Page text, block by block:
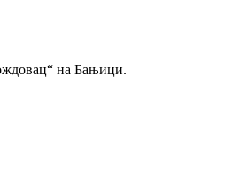
на Бањици.